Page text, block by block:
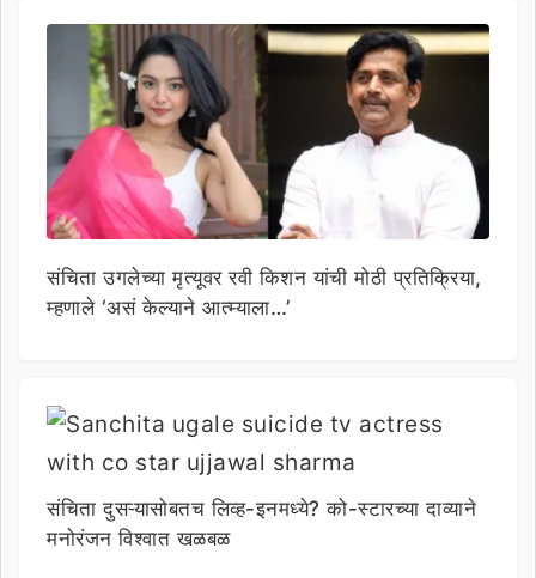
संचिता उगलेच्या मृत्यूवर रवी किशन यांची मोठी प्रतिक्रिया,
म्हणाले ‘असं केल्याने आत्म्याला…’
संचिता दुसऱ्यासोबतच लिव्ह-इनमध्ये? को-स्टारच्या दाव्याने
मनोरंजन विश्वात खळबळ